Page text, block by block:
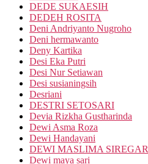
DEDE SUKAESIH
DEDEH ROSITA
Deni Andriyanto Nugroho
Deni hermawanto
Deny Kartika
Desi Eka Putri
Desi Nur Setiawan
Desi susianingsih
Desriani
DESTRI SETOSARI
Devia Rizkha Gustharinda
Dewi Asma Roza
Dewi Handayani
DEWI MASLIMA SIREGAR
Dewi maya sari